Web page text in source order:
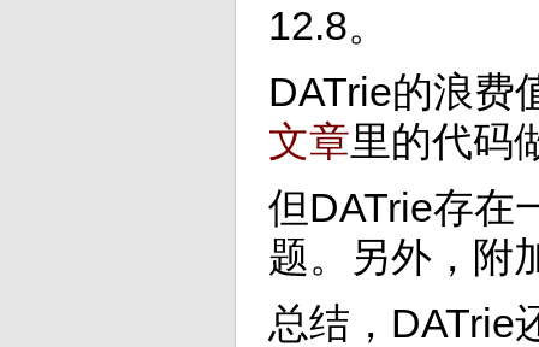
12.8。
DATrie的浪费
文章里的代码
但DATrie存在
题。另外，附
总结，DATrie